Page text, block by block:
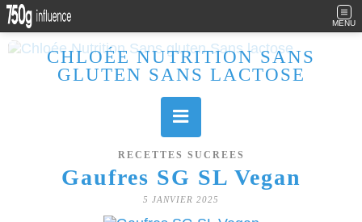
MENU
CHLOÉE NUTRITION SANS
GLUTEN SANS LACTOSE
RECETTES SUCREES
Gaufres SG SL Vegan
5 JANVIER 2025